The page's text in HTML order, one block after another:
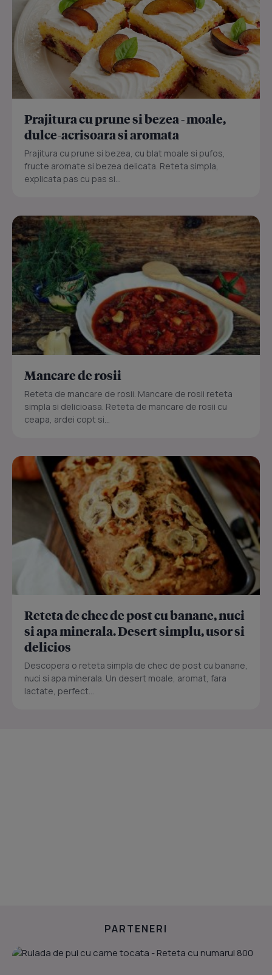
Prajitura cu prune si bezea - moale,
dulce-acrisoara si aromata
Prajitura cu prune si bezea, cu blat moale si pufos,
fructe aromate si bezea delicata. Reteta simpla,
explicata pas cu pas si...
Mancare de rosii
Reteta de mancare de rosii. Mancare de rosii reteta
simpla si delicioasa. Reteta de mancare de rosii cu
ceapa, ardei copt si...
Reteta de chec de post cu banane, nuci
si apa minerala. Desert simplu, usor si
delicios
Descopera o reteta simpla de chec de post cu banane,
nuci si apa minerala. Un desert moale, aromat, fara
lactate, perfect...
PARTENERI